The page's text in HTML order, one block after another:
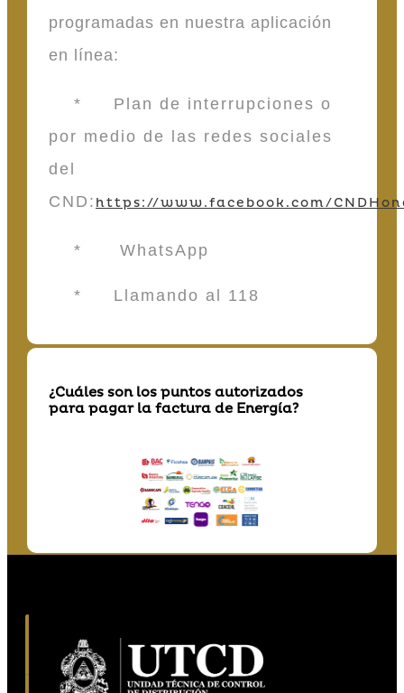
programadas en nuestra aplicación
en línea:
* Plan de interrupciones o
por medio de las redes sociales
del
CND: https://www.facebook.com/
* WhatsApp
* Llamando al 118
¿Cuáles son los puntos autorizados
para pagar la factura de Energía?